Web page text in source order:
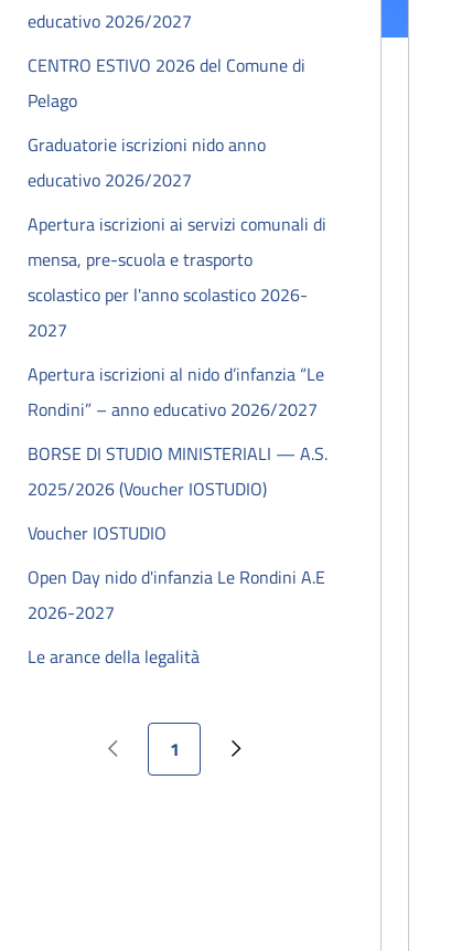
educativo 2026/2027
CENTRO ESTIVO 2026 del Comune di
Pelago
Graduatorie iscrizioni nido anno
educativo 2026/2027
Apertura iscrizioni ai servizi comunali di
mensa, pre-scuola e trasporto
scolastico per l'anno scolastico 2026-
2027
Apertura iscrizioni al nido d’infanzia “Le
Rondini” – anno educativo 2026/2027
BORSE DI STUDIO MINISTERIALI — A.S.
2025/2026 (Voucher IOSTUDIO)
Voucher IOSTUDIO
Open Day nido d'infanzia Le Rondini A.E
2026-2027
Le arance della legalità
Pagina precedente
Pagina attuale
1
Pagina successiva